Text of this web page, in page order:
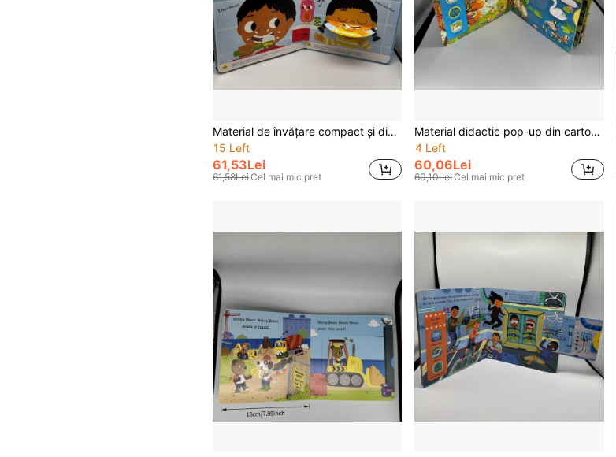
Material de învățare compact și distractiv, potrivit pentru învățarea limbii engleze, benzi desenate interactive care atrag cititorii, culori vibrante, ilustrații de petrecere, pagini pliabile, plin de distracție
15 Left
61,53Lei
61,58LeiCel mai mic pret
Material didactic pop-up din carton, pagini interioare pliabile, lectură în familie, iluminare cognitivă, dezvoltare limbaj, potrivit pentru Halloween, cadouri de Crăciun, educație științifică
4 Left
60,06Lei
60,10LeiCel mai mic pret